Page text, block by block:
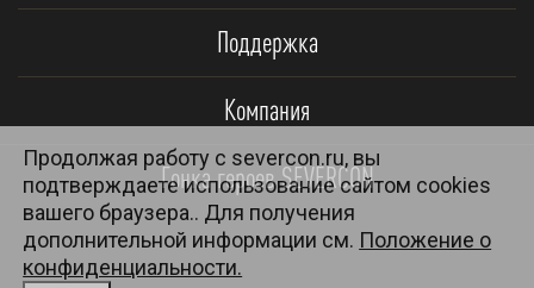
Поддержка
Компания
Гонка героев SEVERCON
Продолжая работу с severcon.ru, вы
подтверждаете использование сайтом cookies
вашего браузера.. Для получения
дополнительной информации см. Положение о
конфиденциальности.